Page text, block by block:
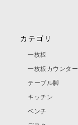
カテゴリ
一枚板
一枚板カウンター
テーブル脚
キッチン
ベンチ